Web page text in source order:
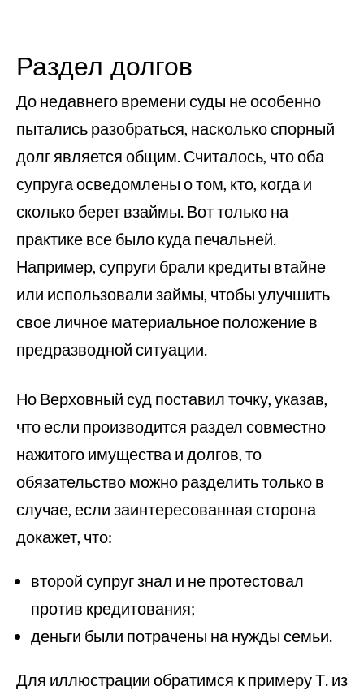
Раздел долгов
До недавнего времени суды не особенно
пытались разобраться, насколько спорный
долг является общим. Считалось, что оба
супруга осведомлены о том, кто, когда и
сколько берет взаймы. Вот только на
практике все было куда печальней.
Например, супруги брали кредиты втайне
или использовали займы, чтобы улучшить
свое личное материальное положение в
предразводной ситуации.
Но Верховный суд поставил точку, указав,
что если производится раздел совместно
нажитого имущества и долгов, то
обязательство можно разделить только в
случае, если заинтересованная сторона
докажет, что:
второй супруг знал и не протестовал
против кредитования;
деньги были потрачены на нужды семьи.
Для иллюстрации обратимся к примеру Т. из